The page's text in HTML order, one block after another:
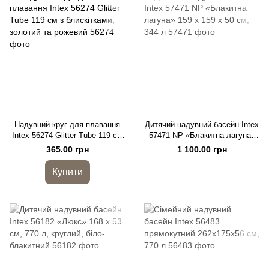
Надувний круг для плавання
Intex 56274 Glitter Tube 119 см
з блискітками, золотий та
рожевий
365.00 грн
Купити
Дитячий надувний басейн Intex
57471 NP «Блакитна лагуна»
159 x 159 x 50 см, 344 л
1 100.00 грн